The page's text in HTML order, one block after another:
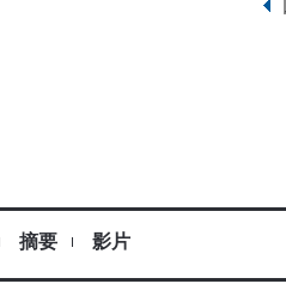
摘要 影片